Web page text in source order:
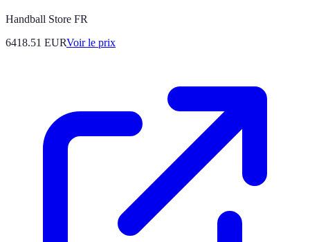
Handball Store FR
6418.51 EURVoir le prix